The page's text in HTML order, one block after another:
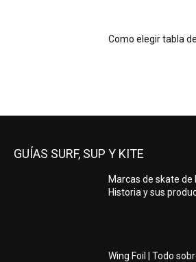
Como elegir tabla
GUÍAS SURF, SUP Y KITE
Marcas de skate de
Historia y sus
Wing Foil | Todo